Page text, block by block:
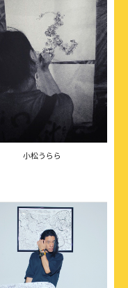
小松うらら